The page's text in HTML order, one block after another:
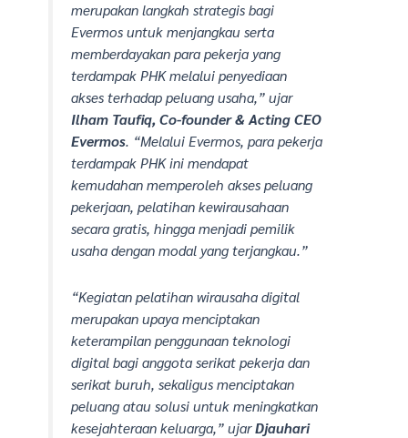
merupakan langkah strategis bagi
Evermos untuk menjangkau serta
memberdayakan para pekerja yang
terdampak PHK melalui penyediaan
akses terhadap peluang usaha,” ujar
Ilham Taufiq, Co-founder & Acting CEO
Evermos. “Melalui Evermos, para pekerja
terdampak PHK ini mendapat
kemudahan memperoleh akses peluang
pekerjaan, pelatihan kewirausahaan
secara gratis, hingga menjadi pemilik
usaha dengan modal yang terjangkau.”
“Kegiatan pelatihan wirausaha digital
merupakan upaya menciptakan
keterampilan penggunaan teknologi
digital bagi anggota serikat pekerja dan
serikat buruh, sekaligus menciptakan
peluang atau solusi untuk meningkatkan
kesejahteraan keluarga,” ujarDjauhari